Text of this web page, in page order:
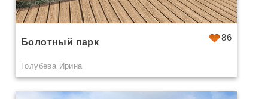
86
Болотный парк
Голубева Ирина